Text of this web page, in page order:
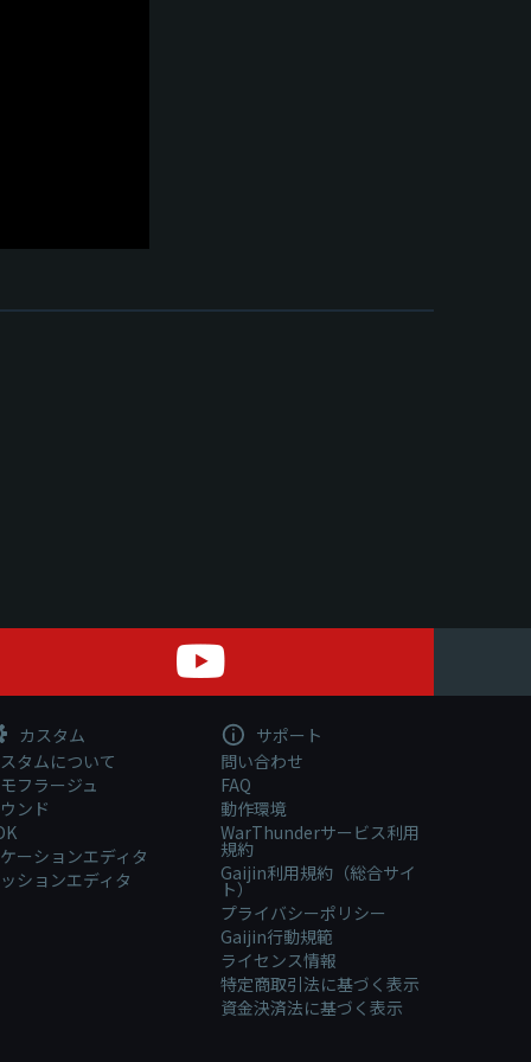
カスタム
タムについて
フラージュ
ンド
ーションエディタ
ションエディタ
サポート
問い合わせ
FAQ
動作環境
WarThunderサービス利用
規約
Gaijin利用規約（総合サイ
ト）
プライバシーポリシー
Gaijin行動規範
ライセンス情報
特定商取引法に基づく表示
資金決済法に基づく表示